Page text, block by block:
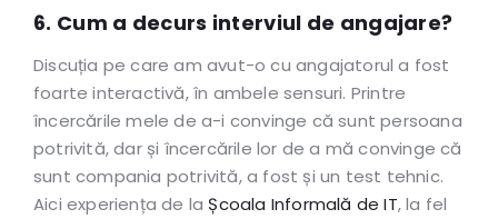
6. Cum a decurs interviul de angajare?
Discuția pe care am avut-o cu angajatorul a fost
foarte interactivă, în ambele sensuri. Printre
încercările mele de a-i convinge că sunt persoana
potrivită, dar și încercările lor de a mă convinge că
sunt compania potrivită, a fost și un test tehnic.
Aici experiența de la Școala Informală de IT, la fel